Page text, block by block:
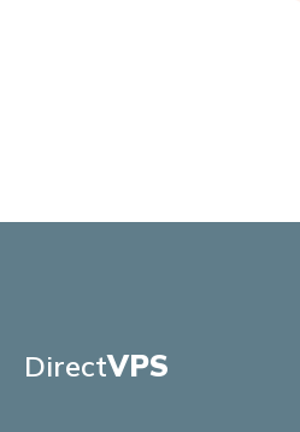
DirectVPS